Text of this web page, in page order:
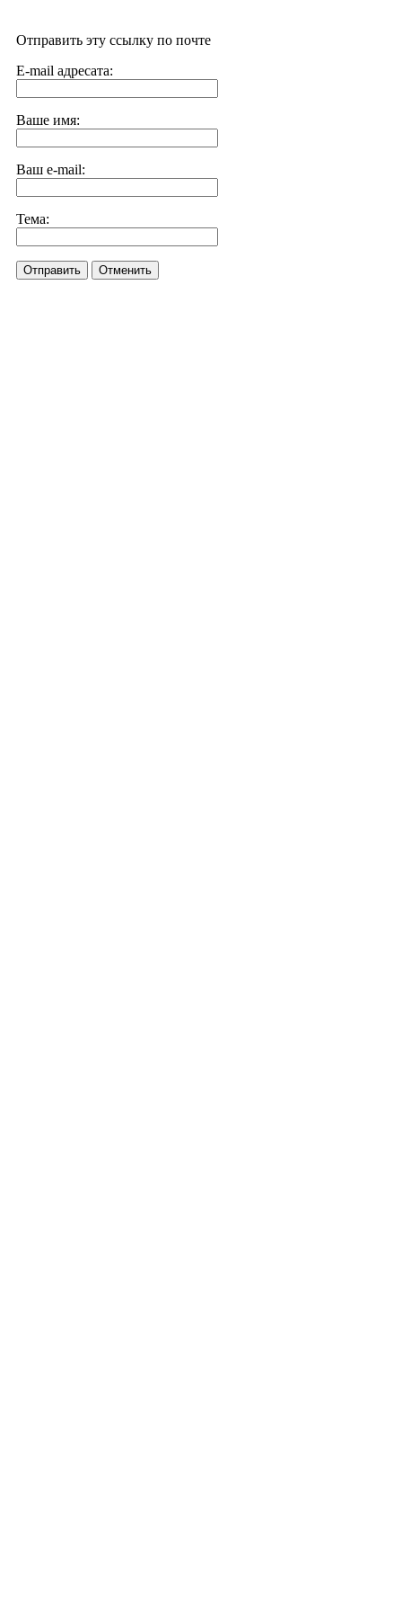
Отправить эту ссылку по почте
E-mail адресата:
Ваше имя:
Ваш e-mail:
Тема:
Отправить Отменить